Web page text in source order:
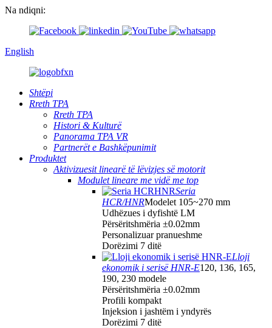
Na ndiqni:
English
Shtëpi
Rreth TPA
Rreth TPA
Histori & Kulturë
Panorama TPA VR
Partnerët e Bashkëpunimit
Produktet
Aktivizuesit linearë të lëvizjes së motorit
Modulet lineare me vidë me top
Seria
HCR/HNRModelet 105~270 mm
Udhëzues i dyfishtë LM
Përsëritshmëria ±0.02mm
Personalizuar pranueshme
Dorëzimi 7 ditë
Lloji
ekonomik i serisë HNR-E120, 136, 165,
190, 230 modele
Përsëritshmëria ±0.02mm
Profili kompakt
Injeksion i jashtëm i yndyrës
Dorëzimi 7 ditë